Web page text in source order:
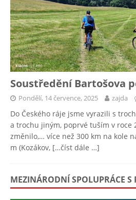
Soustředění Bartošova
Pondělí, 14 července, 2025 zajda
Do Českého ráje jsme vyrazili s
a trochu jiným, poprvé tuším v roce
změnilo,… více než 300 km na kole
m (Kozákov, […číst dále …]
MEZINÁRODNÍ SPOLUPRÁCE